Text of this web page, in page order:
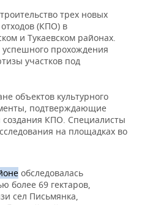
трех новых
(КПО) в
и Тукаевском районах.
прохождения
участков под
объектов культурного
подтверждающие
создания КПО. Специалисты
на площадках во
обследовалась
более 69 гектаров,
сел Письмянка,